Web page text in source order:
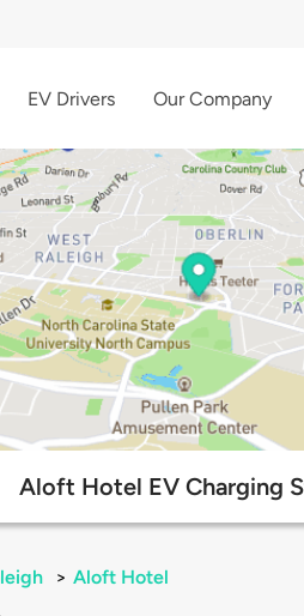
EV Drivers Our Company
Aloft Hotel EV Charging
> Aloft Hotel